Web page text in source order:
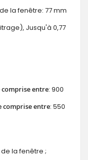
la fenêtre: 77 mm
Jusqu'à 0,77
entre: 900
comprise entre: 550
la fenêtre ;